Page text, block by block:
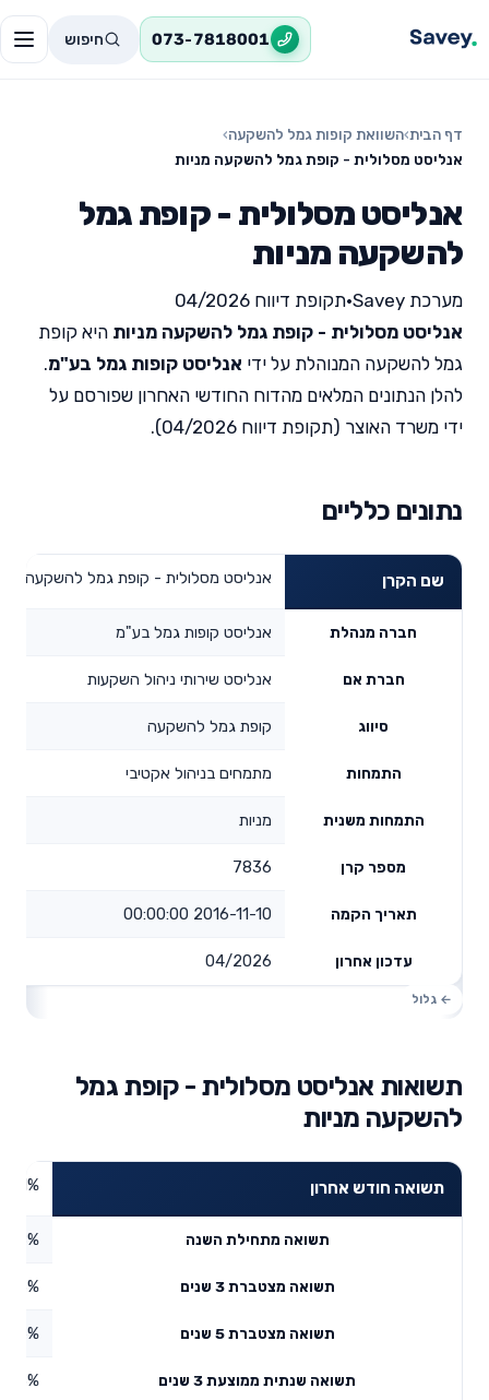
073-7818001 חיפוש
דף הבית›השוואת קופות גמל להשקעה›
אנליסט מסלולית - קופת גמל להשקעה מניות
אנליסט מסלולית - קופת גמל
להשקעה מניות
מערכת Savey •תקופת דיווח 04/2026
אנליסט מסלולית - קופת גמל להשקעה מניות היא קופת
גמל להשקעה המנוהלת על ידי אנליסט קופות גמל בע"מ.
להלן הנתונים המלאים מהדוח החודשי האחרון שפורסם על
ידי משרד האוצר (תקופת דיווח 04/2026).
נתונים כלליים
שם הקרן אנליסט מסלולית - קופת גמל להשקעה
חברה מנהלת אנליסט קופות גמל בע"מ
חברת אם אנליסט שירותי ניהול השקעות
סיווג קופת גמל להשקעה
התמחות מתמחים בניהול אקטיבי
התמחות משנית מניות
מספר קרן 7836
תאריך הקמה 2016-11-10 00:00:00
עדכון אחרון 04/2026
תשואות אנליסט מסלולית - קופת גמל
להשקעה מניות
תשואה חודש אחרון
תשואה מתחילת השנה
תשואה מצטברת 3 שנים
תשואה מצטברת 5 שנים
תשואה שנתית ממוצעת 3 שנים